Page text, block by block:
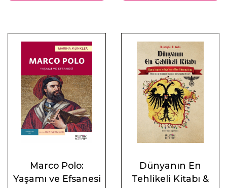
Marco Polo:
Yaşamı ve Efsanesi
Dünyanın En
Tehlikeli Kitabı &